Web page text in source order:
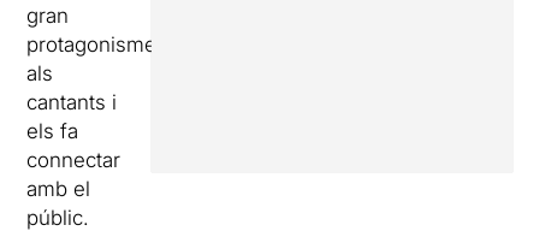
gran
protagonisme
als
cantants i
els fa
connectar
amb el
públic.